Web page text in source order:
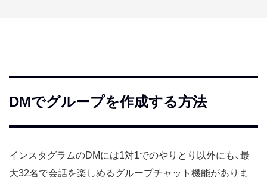
DMでグループを作成する方法
インスタグラムのDMには1対1でのやりとり以外にも、最
大32名で会話を楽しめるグループチャット機能がありま